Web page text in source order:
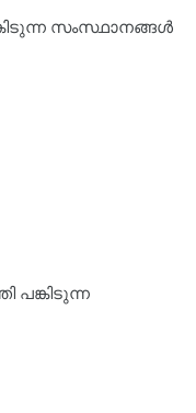
സംസ്ഥാനങ്ങള്‍
പങ്കിടുന്ന